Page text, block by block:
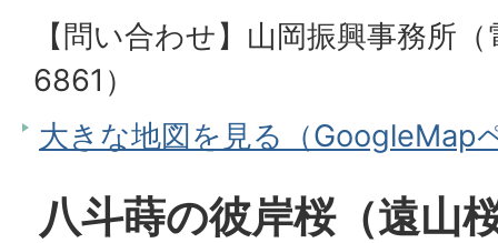
【問い合わせ】山岡振興事務所
6861）
大きな地図を見る（GoogleMap
八斗蒔の彼岸桜（遠山